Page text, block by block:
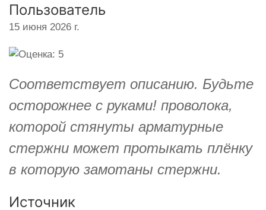
Пользователь
15 июня 2026 г.
Соответствует описанию. Будьте
осторожнее с руками! проволока,
которой стянуты арматурные
стержни может протыкать плёнку
в которую замотаны стержни.
Источник